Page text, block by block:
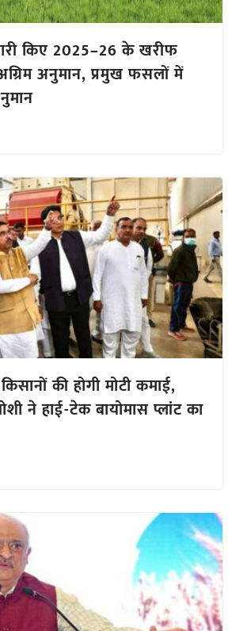
किए 2025–26 के खरीफ
अनुमान, प्रमुख फसलों में
की होगी मोटी कमाई,
ने हाई-टेक बायोमास प्लांट का